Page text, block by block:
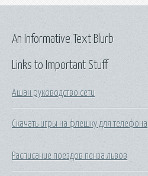
Links to Important Stuff
Ашан руководство сети
Скачать игры на флешку для телефона
Расписание поездов пенза львов
An Informative Text Blurb